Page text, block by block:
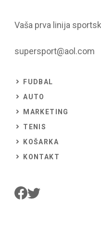
Vaša prva linija
supersport@aol.com
FUDBAL
AUTO
MARKETING
TENIS
KOŠARKA
KONTAKT